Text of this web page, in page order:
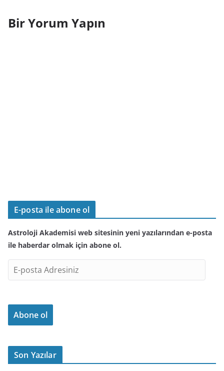
Bir Yorum Yapın
E-posta ile abone ol
Astroloji Akademisi web sitesinin yeni yazılarından e-posta
ile haberdar olmak için abone ol.
-
o
t
d
Abone ol
Son Yazılar